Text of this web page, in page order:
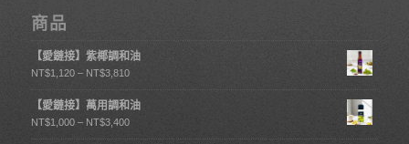
商品
【愛鏈接】紫椰調和油
NT$1,120 – NT$3,810
【愛鏈接】萬用調和油
NT$1,000 – NT$3,400